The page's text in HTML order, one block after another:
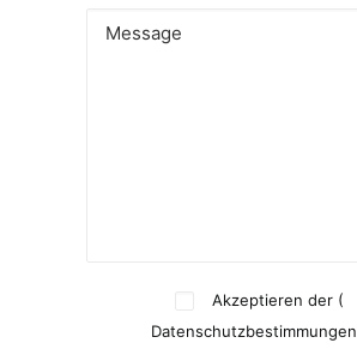
Akzeptieren der (
Datenschutzbestimmungen